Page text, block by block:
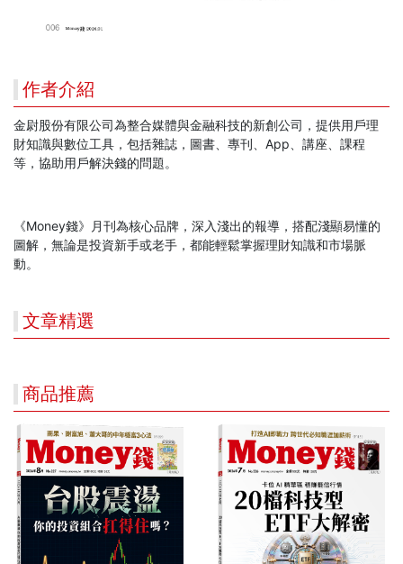
作者介紹
金尉股份有限公司為整合媒體與金融科技的新創公司，提供用戶理
財知識與數位工具，包括雜誌，圖書、專刊、App、講座、課程
等，協助用戶解決錢的問題。
《Money錢》月刊為核心品牌，深入淺出的報導，搭配淺顯易懂的
圖解，無論是投資新手或老手，都能輕鬆掌握理財知識和市場脈
動。
文章精選
商品推薦